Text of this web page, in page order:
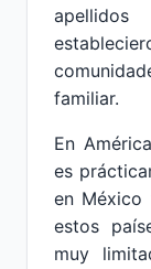
familiar.
En
es
en México
estos
muy